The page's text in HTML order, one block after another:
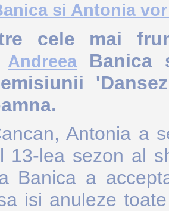
si Antonia
cele mai
Andreea
Antonia a
13-lea sezon al
Banica a
isi anuleze